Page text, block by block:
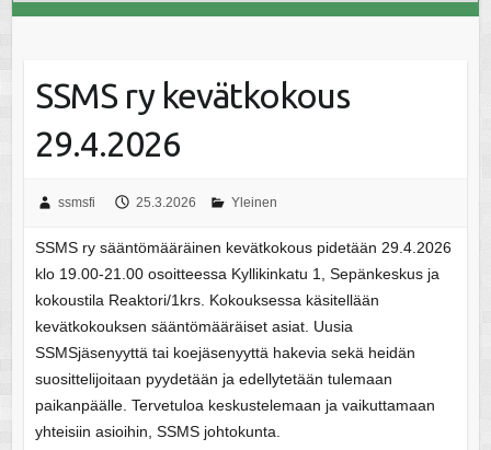
SSMS ry kevätkokous
29.4.2026
ssmsfi 25.3.2026 Yleinen
SSMS ry sääntömääräinen kevätkokous pidetään 29.4.2026
klo 19.00-21.00 osoitteessa Kyllikinkatu 1, Sepänkeskus ja
kokoustila Reaktori/1krs. Kokouksessa käsitellään
kevätkokouksen sääntömääräiset asiat. Uusia
SSMSjäsenyyttä tai koejäsenyyttä hakevia sekä heidän
suosittelijoitaan pyydetään ja edellytetään tulemaan
paikanpäälle. Tervetuloa keskustelemaan ja vaikuttamaan
yhteisiin asioihin, SSMS johtokunta.